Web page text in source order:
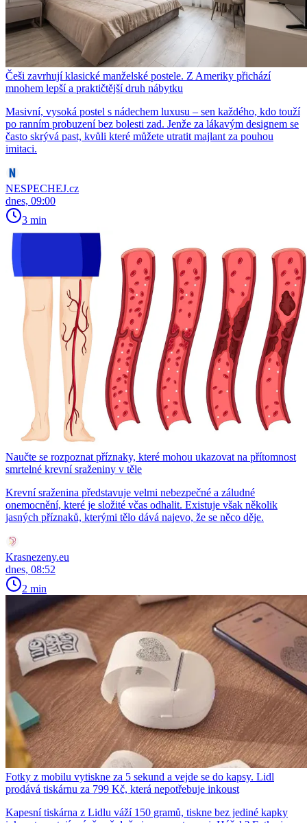
Češi zavrhují klasické manželské postele. Z Ameriky přichází
mnohem lepší a praktičtější druh nábytku
Masivní, vysoká postel s nádechem luxusu – sen každého, kdo touží
po ranním probuzení bez bolesti zad. Jenže za lákavým designem se
často skrývá past, kvůli které můžete utratit majlant za pouhou
imitaci.
NESPECHEJ.cz
dnes, 09:00
3 min
Naučte se rozpoznat příznaky, které mohou ukazovat na přítomnost
smrtelné krevní sraženiny v těle
Krevní sraženina představuje velmi nebezpečné a záludné
onemocnění, které je složité včas odhalit. Existuje však několik
jasných příznaků, kterými tělo dává najevo, že se něco děje.
Krasnezeny.eu
dnes, 08:52
2 min
Fotky z mobilu vytiskne za 5 sekund a vejde se do kapsy. Lidl
prodává tiskárnu za 799 Kč, která nepotřebuje inkoust
Kapesní tiskárna z Lidlu váží 150 gramů, tiskne bez jediné kapky